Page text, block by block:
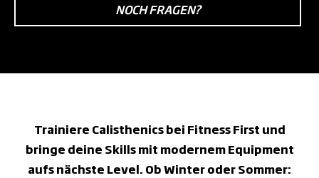
NOCH FRAGEN?
Trainiere Calisthenics bei Fitness First und
bringe deine Skills mit modernem Equipment
aufs nächste Level. Ob Winter oder Sommer: